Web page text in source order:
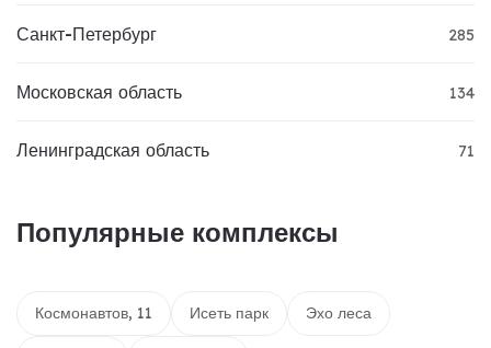
Санкт-Петербург 285
Московская область 134
Ленинградская область 71
Популярные комплексы
Космонавтов, 11 Исеть парк Эхо леса